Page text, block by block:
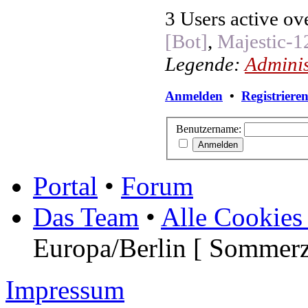
3 Users active
[Bot], Majestic-
Legende:
Anmelden • Registrieren
Benutzername:
Portal • Forum
Das Team • Alle Cookies
Europa/Berlin [
Impressum